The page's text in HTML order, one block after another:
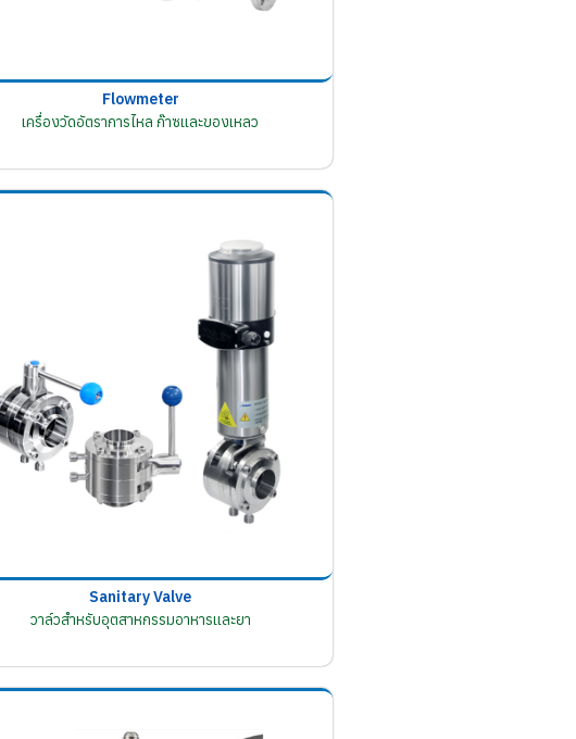
Flowmeter
เครื่องวัดอัตราการไหล ก๊าซและของเหลว
Sanitary Valve
วาล์วสำหรับอุตสาหกรรมอาหารและยา